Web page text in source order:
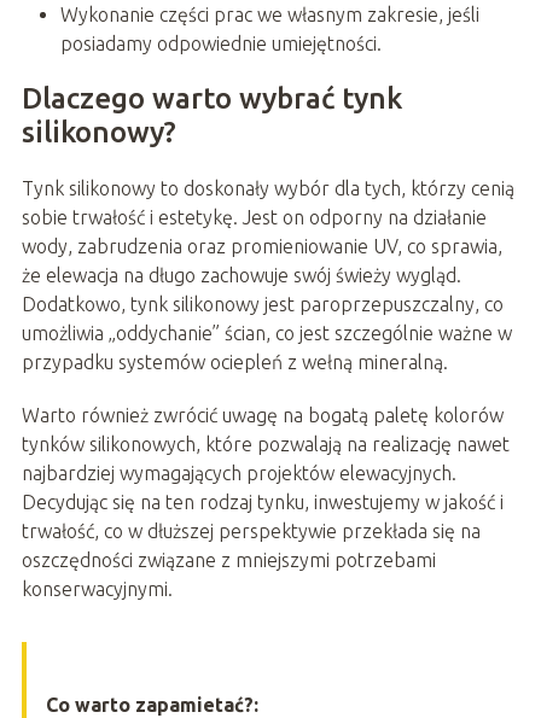
Wykonanie części prac we własnym zakresie, jeśli
posiadamy odpowiednie umiejętności.
Dlaczego warto wybrać tynk
silikonowy?
Tynk silikonowy to doskonały wybór dla tych, którzy cenią
sobie trwałość i estetykę. Jest on odporny na działanie
wody, zabrudzenia oraz promieniowanie UV, co sprawia,
że elewacja na długo zachowuje swój świeży wygląd.
Dodatkowo, tynk silikonowy jest paroprzepuszczalny, co
umożliwia „oddychanie” ścian, co jest szczególnie ważne w
przypadku systemów ociepleń z wełną mineralną.
Warto również zwrócić uwagę na bogatą paletę kolorów
tynków silikonowych, które pozwalają na realizację nawet
najbardziej wymagających projektów elewacyjnych.
Decydując się na ten rodzaj tynku, inwestujemy w jakość i
trwałość, co w dłuższej perspektywie przekłada się na
oszczędności związane z mniejszymi potrzebami
konserwacyjnymi.
Co warto zapamietać?: